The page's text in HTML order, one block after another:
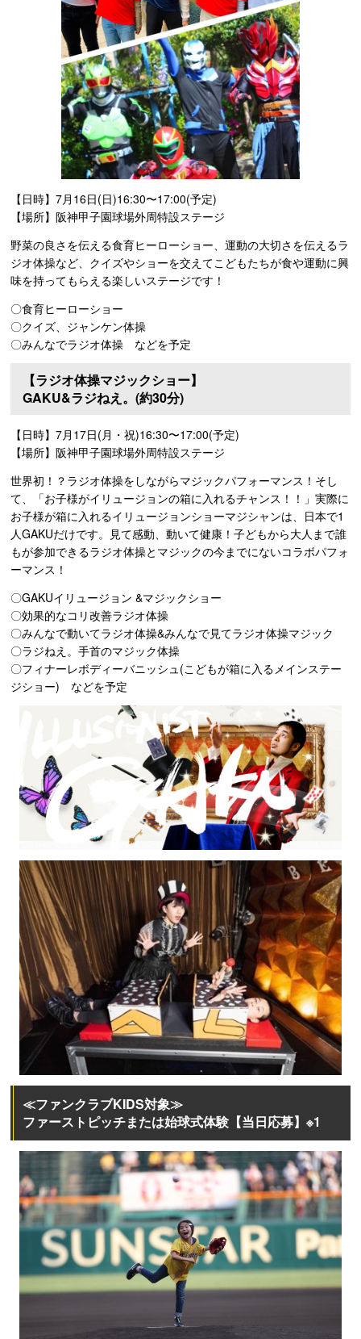
【日時】7月16日(日)16:30〜17:00(予定)
【場所】阪神甲子園球場外周特設ステージ
野菜の良さを伝える食育ヒーローショー、運動の大切さを伝えるラ
ジオ体操など、クイズやショーを交えてこどもたちが食や運動に興
味を持ってもらえる楽しいステージです！
〇食育ヒーローショー
〇クイズ、ジャンケン体操
〇みんなでラジオ体操 などを予定
【ラジオ体操マジックショー】
GAKU&ラジねえ。(約30分)
【日時】7月17日(月・祝)16:30〜17:00(予定)
【場所】阪神甲子園球場外周特設ステージ
世界初！？ラジオ体操をしながらマジックパフォーマンス！そし
て、「お子様がイリュージョンの箱に入れるチャンス！！」実際に
お子様が箱に入れるイリュージョンショーマジシャンは、日本で1
人GAKUだけです。見て感動、動いて健康！子どもから大人まで誰
もが参加できるラジオ体操とマジックの今までにないコラボパフォ
ーマンス！
〇GAKUイリュージョン &マジックショー
〇効果的なコリ改善ラジオ体操
〇みんなで動いてラジオ体操&みんなで見てラジオ体操マジック
〇ラジねえ。手首のマジック体操
〇フィナーレボディーバニッシュ(こどもが箱に入るメインステー
ジショー) などを予定
≪ファンクラブKIDS対象≫
ファーストピッチまたは始球式体験【当日応募】※1